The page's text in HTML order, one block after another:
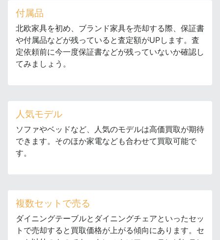
付属品
北欧家具を初め、ブランド家具を売却する際、保証書
や付属品などが残っていると査定額がUPします。査
定依頼前に今一度保証書などが残っていないか確認し
てみましょう。
人気モデル
ソファやベッドなど、人気のモデルは高価買取が期待
できます。そのほか家電なども合わせて買取可能で
す。
複数セットで売る
ダイニングテーブルとダイニングチェアといったセッ
トで売却すると買取価格が上がる傾向にあります。セ